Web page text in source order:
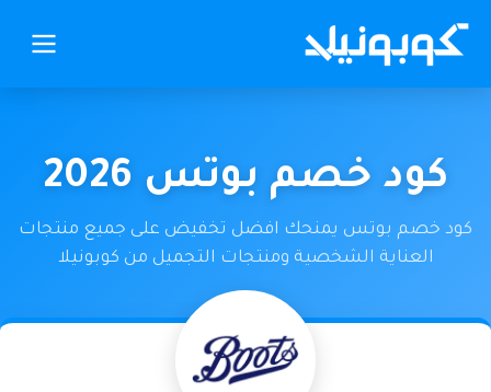
كود خصم بوتس 2026
كود خصم بوتس يمنحك افضل تخفيض على جميع منتجات
العناية الشخصية ومنتجات التجميل من كوبونيلا